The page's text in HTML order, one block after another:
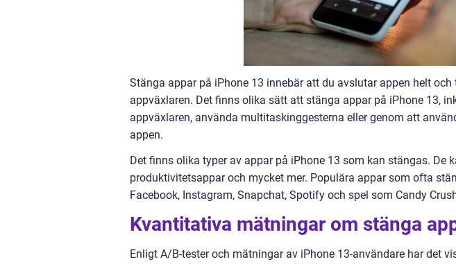
Stänga appar på iPhone 13 innebär att du avslutar appen helt
appväxlaren. Det finns olika sätt att stänga appar på iPhone 13,
appväxlaren, använda multitaskinggesterna eller genom att
appen.
Det finns olika typer av appar på iPhone 13 som kan stängas. De
produktivitetsappar och mycket mer. Populära appar som ofta
Facebook, Instagram, Snapchat, Spotify och spel som Candy
Kvantitativa mätningar om stänga
Enligt A/B-tester och mätningar av iPhone 13-användare har det